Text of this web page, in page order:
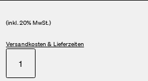
(inkl. 20% MwSt.)
Versandkosten & Lieferzeiten